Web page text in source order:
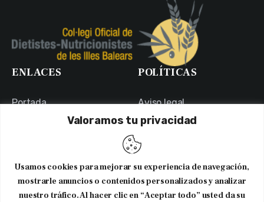
Valoramos tu privacidad
Usamos cookies para mejorar su experiencia de navegación,
mostrarle anuncios o contenidos personalizados y analizar
nuestro tráfico. Al hacer clic en “Aceptar todo” usted da su
ENLACES
Portada
Portal de Transparencia
Usuarios
POLÍTICAS
Aviso legal
Política de Privacidad
Política de Cookies
Canal Ético
NEWSLETTER